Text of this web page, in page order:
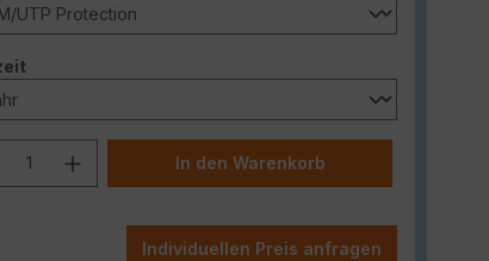
auswählen
Anzahl: Gib den
In den Warenkorb
Individuellen Preis anfragen